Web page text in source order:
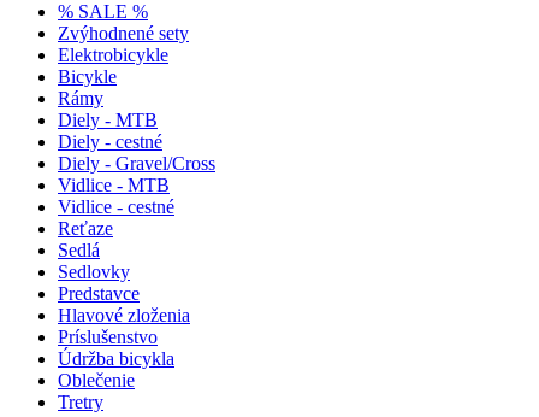
% SALE %
Zvýhodnené sety
Elektrobicykle
Bicykle
Rámy
Diely - MTB
Diely - cestné
Diely - Gravel/Cross
Vidlice - MTB
Vidlice - cestné
Reťaze
Sedlá
Sedlovky
Predstavce
Hlavové zloženia
Príslušenstvo
Údržba bicykla
Oblečenie
Tretry